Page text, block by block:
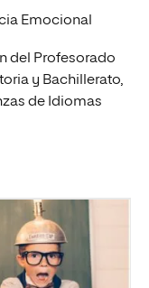
Emocional
del Profesorado
y Bachillerato,
de Idiomas